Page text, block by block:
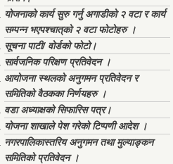
योजनाको कार्य सुरु गर्नु अगाडीको २ वटा र कार्य
सम्पन्न भएपश्चात्‌को २ वटा फोटोहरु ।
सूचना पाटी/ वोर्डको फोटो।
सार्वजनिक परिक्षण प्रतिवेदन ।
आयोजना स्थलको अनुगमन प्रतिवेदन र
समितिको वैठकका निर्णयहरु ।
वडा अध्याक्षको सिफारिस पत्र।
योजना शाखाले पेश गरेको टिप्पणी आदेश ।
नगरपालिकास्तरिय अनुगमन तथा मुल्याङ्कन
समितिको प्रतिवेदन ।